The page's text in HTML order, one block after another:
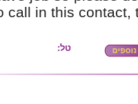
call in this contact,
טל: